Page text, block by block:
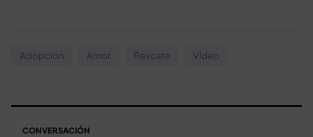
Adopción Amor Rescate Vídeo
CONVERSACIÓN